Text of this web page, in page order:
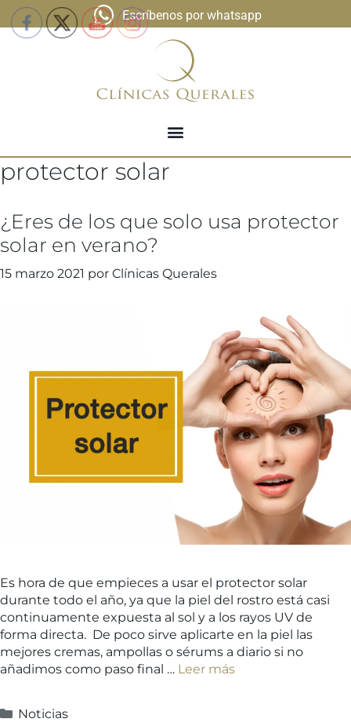
Escríbenos por whatsapp
protector solar
¿Eres de los que solo usa protector
solar en verano?
15 marzo 2021 por Clínicas Querales
Es hora de que empieces a usar el protector solar
durante todo el año, ya que la piel del rostro está casi
continuamente expuesta al sol y a los rayos UV de
forma directa. De poco sirve aplicarte en la piel las
mejores cremas, ampollas o sérums a diario si no
añadimos como paso final … Leer más
Noticias